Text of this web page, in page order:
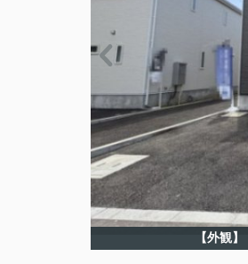
【外観】